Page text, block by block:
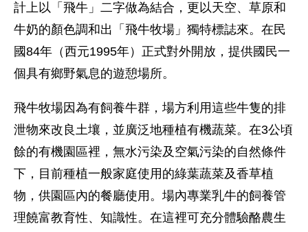
計上以「飛牛」二字做為結合，更以天空、草原和
牛奶的顏色調和出「飛牛牧場」獨特標誌來。在民
國84年（西元1995年）正式對外開放，提供國民一
個具有鄉野氣息的遊憩場所。
飛牛牧場因為有飼養牛群，場方利用這些牛隻的排
泄物來改良土壤，並廣泛地種植有機蔬菜。在3公頃
餘的有機園區裡，無水污染及空氣污染的自然條件
下，目前種植一般家庭使用的綠葉蔬菜及香草植
物，供園區內的餐廳使用。場內專業乳牛的飼養管
理饒富教育性、知識性。在這裡可充分體驗酪農生